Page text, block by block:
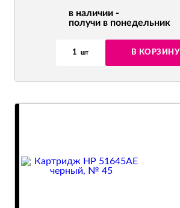
в наличии -
получи в понедельник
1 шт В КОРЗИНУ